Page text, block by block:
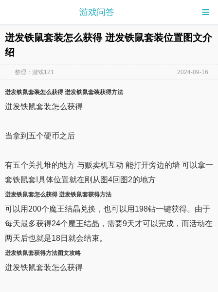
≡
游戏问答
迸发铁鼠套装怎么获得 迸发铁鼠套装位置图文介
绍
整理：游戏121 2024-09-16
迸发铁鼠套装怎么获得 迸发铁鼠套装获得方法
迸发铁鼠套装怎么获得
当拿到五个硬币之后
有五个关扎堆的地方 与贩卖机互动 能打开旁边的墙 可以拿一
套铁鼠套!具体位置就在刚从图4回图2的地方
迸发铁鼠套怎么获得 迸发铁鼠套获得方法
可以用200个魔王结晶兑换，也可以用198钻一键获得。由于
每天最多获得24个魔王结晶，需要9天才可以完成，而活动在
两天后也就是18日就会结束。
迸发铁鼠套获得方法图文攻略
迸发铁鼠套装怎么获得